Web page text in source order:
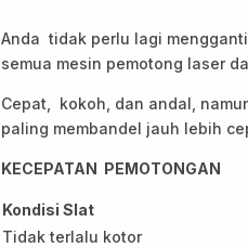
Anda tidak perlu lagi
semua mesin pemotong laser
Cepat, kokoh, dan andal,
paling membandel jauh lebih
KECEPATAN PEMOTONGAN
Kondisi Slat
Tidak terlalu kotor